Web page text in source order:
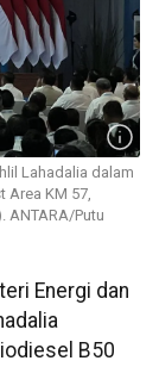
Lahadalia dalam
Area KM 57,
ANTARA/Putu
Energi dan
B50